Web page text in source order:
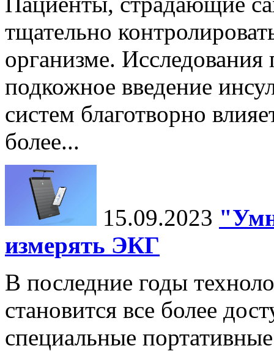
тщательно
организме.
подкожное введение
систем благотворно
более...
15.09.2023
измерять ЭКГ
В последние годы
становится все более
специальные